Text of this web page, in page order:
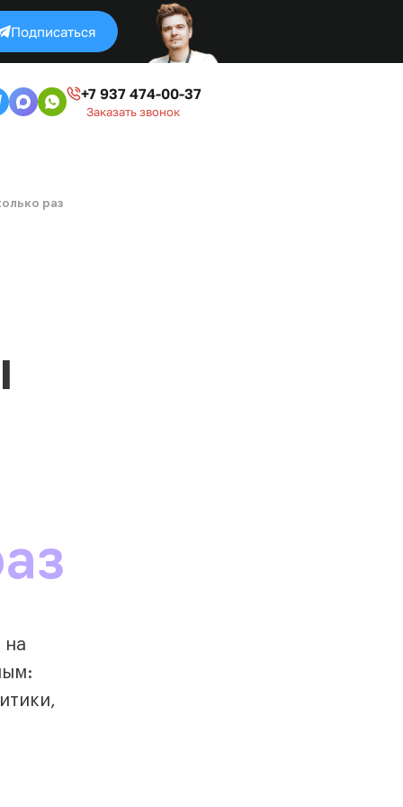
Подписаться
+7 937 474-00-37
Заказать звонок
раз
на